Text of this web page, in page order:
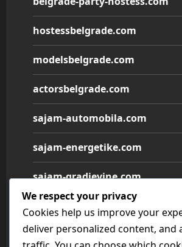
hostessbelgrade.com
modelsbelgrade.com
actorsbelgrade.com
sajam-automobila.com
sajam-energetike.com
sajam-gradjevine.com
sajam-medicine.com
sajam-namestaja.com
We respect your privacy
Cookies help us improve your
deliver personalized content, and